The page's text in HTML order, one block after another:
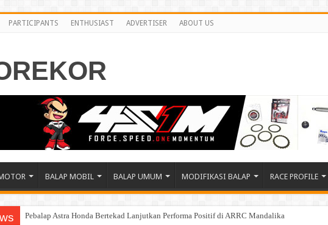
PARTICIPANTS ENTHUSIAST ADVERTISER ABOUT US
BALAP MOBIL BALAP UMUM MODIFIKASI BALAP RACE PROFILE
Pebalap Astra Honda Bertekad Lanjutkan Performa Positif di ARRC Mandalika